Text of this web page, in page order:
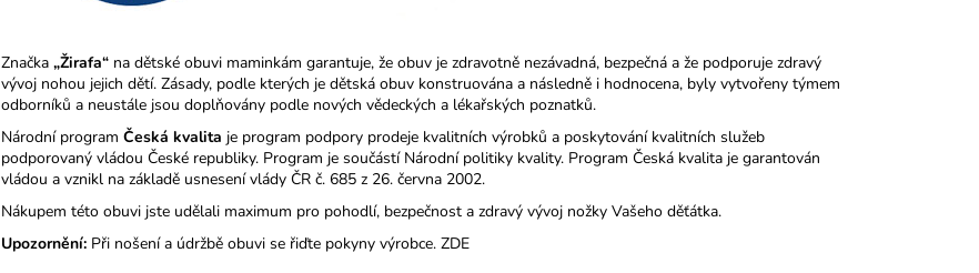
Značka „Žirafa“ na dětské obuvi maminkám garantuje, že obuv je zdravotně nezávadná, bezpečná a že podporuje zdravý
vývoj nohou jejich dětí. Zásady, podle kterých je dětská obuv konstruována a následně i hodnocena, byly vytvořeny týmem
odborníků a neustále jsou doplňovány podle nových vědeckých a lékařských poznatků.
Národní program Česká kvalita je program podpory prodeje kvalitních výrobků a poskytování kvalitních služeb
podporovaný vládou České republiky. Program je součástí Národní politiky kvality. Program Česká kvalita je garantován
vládou a vznikl na základě usnesení vlády ČR č. 685 z 26. června 2002.
Nákupem této obuvi jste udělali maximum pro pohodlí, bezpečnost a zdravý vývoj nožky Vašeho děťátka.
Upozornění: Při nošení a údržbě obuvi se řiďte pokyny výrobce. ZDE